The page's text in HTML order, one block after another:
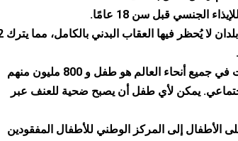
يعيش 9 من
1 من كل 3 مستخدمين للإنترنت في جميع أنحاء العالم هو طفل و 800 مليون منهم
يمكن لأي طفل أن يصبح ضحية للعنف عبر
الأطفال إلى المركز الوطني للأطفال المفقودين